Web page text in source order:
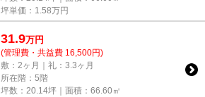
坪単価： 1.58万円
31.9万円
(管理費・共益費 16,500円)
敷：2ヶ月｜礼：3.3ヶ月
所在階：5階
坪数：20.14坪｜面積：66.60㎡